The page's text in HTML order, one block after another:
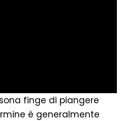
finge di piangere
è generalmente